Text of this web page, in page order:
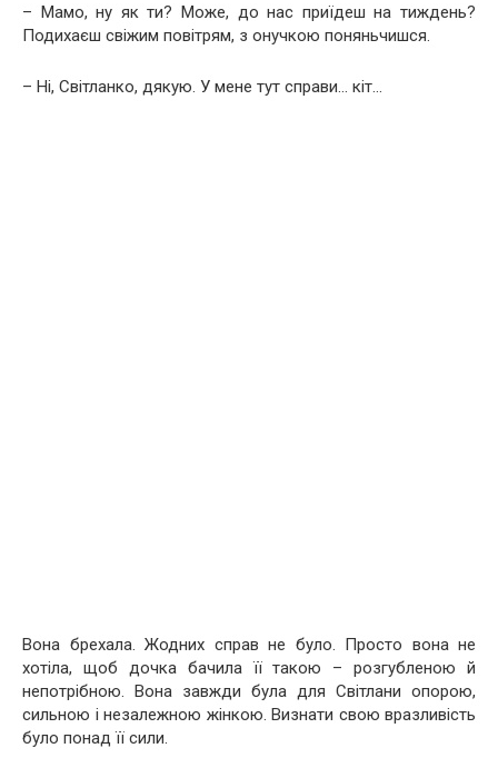
– Мамо, ну як ти? Може, до нас приїдеш на тиждень?
Подихаєш свіжим повітрям, з онучкою поняньчишся.
– Ні, Світланко, дякую. У мене тут справи… кіт…
Вона брехала. Жодних справ не було. Просто вона не
хотіла, щоб дочка бачила її такою – розгубленою й
непотрібною. Вона завжди була для Світлани опорою,
сильною і незалежною жінкою. Визнати свою вразливість
було понад її сили.